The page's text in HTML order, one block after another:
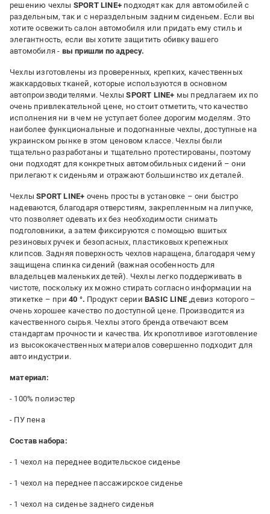
решению чехлы SPORT LINE+ подходят как для автомобилей с
раздельным, так и с нераздельным задним сиденьем. Если вы
хотите освежить салон автомобиля или придать ему стиль и
элегантность, если вы хотите защитить обивку вашего
автомобиля - вы пришли по адресу.
Чехлы изготовлены из проверенных, крепких, качественных
жаккардовых тканей, которые используются в основном
автопроизводителями. ЧехлыSPORT LINE+ мы предлагаем их по
очень привлекательной цене, но стоит отметить, что качество
исполнения ни в чем не уступает более дорогим моделям. Это
наиболее функциональные и подогнанные чехлы, доступные на
украинском рынке в этом ценовом классе. Чехлы были
тщательно разработаны и тщательно протестированы, поэтому
они подходят для конкретных автомобильных сидений – они
прилегают к сиденьям и отражают большинство их деталей.
ЧехлыSPORT LINE+ очень просты в установке – они быстро
надеваются, благодаря отверстиям, закрепленным на липучке,
что позволяет одевать их без необходимости снимать
подголовники, а затем фиксируются с помощью вшитых
резиновых ручек и безопасных, пластиковых крепежных
клипсов. Задняя поверхность чехлов наращена, благодаря чему
защищена спинка сидений (важная особенность для
владельцев маленьких детей). Чехлы легко поддерживать в
чистоте, поскольку их можно стирать согласно информации на
этикетке – при 40 °. Продукт серииBASIC LINE ,девиз которого –
очень хорошее качество по доступной цене. Производится из
качественного сырья. Чехлы этого бренда отвечают всем
стандартам прочности и качества. Их кропотливое изготовление
из высококачественных материалов совершенно подходит для
авто индустрии.
материал:
- 100% полиэстер
- ПУ пена
Состав набора:
- 1 чехол на переднее водительское сиденье
- 1 чехол на переднее пассажирское сиденье
- 1 чехол на сиденье заднего сиденья